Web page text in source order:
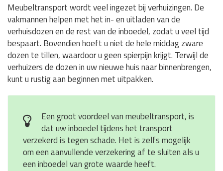
Meubeltransport wordt veel ingezet bij verhuizingen. De
vakmannen helpen met het in- en uitladen van de
verhuisdozen en de rest van de inboedel, zodat u veel tijd
bespaart. Bovendien hoeft u niet de hele middag zware
dozen te tillen, waardoor u geen spierpijn krijgt. Terwijl de
verhuizers de dozen in uw nieuwe huis naar binnenbrengen,
kunt u rustig aan beginnen met uitpakken.
Een groot voordeel van meubeltransport, is
dat uw inboedel tijdens het transport
verzekerd is tegen schade. Het is zelfs mogelijk
om een aanvullende verzekering af te sluiten als u
een inboedel van grote waarde heeft.